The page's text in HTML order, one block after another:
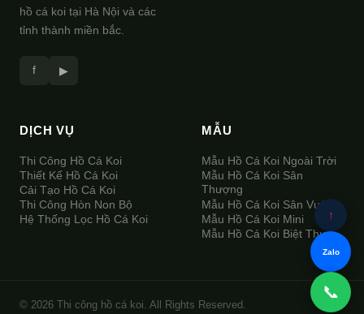
hồ cá koi tại Hà Nội và các
tỉnh thành miền bắc.
f ▶
DỊCH VỤ
Thi Công Hồ Cá Koi
Thiết Kế Hồ Cá Koi
Cải Tạo Hồ Cá Koi
Thi Công Hòn Non Bộ
Hệ Thống Lọc Hồ Cá Koi
MẪU
Mẫu Hồ Cá Koi Ngoài Trời
Mẫu Hồ Cá Koi Sân
Thượng
Mẫu Hồ Cá Koi Sân Vườn
Mẫu Hồ Cá Koi Mini
Mẫu Hồ Cá Koi Biệt Thự
© 2026 Thi công hồ cá koi. All Rights Reserved.
↑
Zalo
📞